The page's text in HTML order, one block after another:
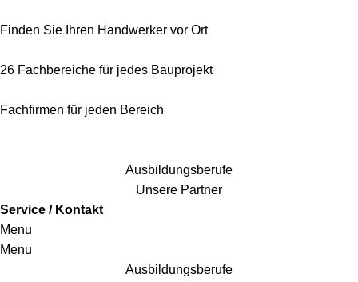
Finden Sie Ihren Handwerker vor Ort
26 Fachbereiche für jedes Bauprojekt
Fachfirmen für jeden Bereich
Ausbildungsberufe
Unsere Partner
Service / Kontakt
Menu
Menu
Ausbildungsberufe